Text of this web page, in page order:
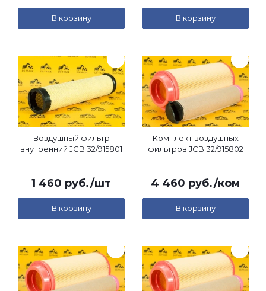
В корзину В корзину
Воздушный фильтр
внутренний JCB 32/915801
1 460 руб./шт
В корзину
Комплект воздушных
фильтров JCB 32/915802
4 460 руб./ком
В корзину